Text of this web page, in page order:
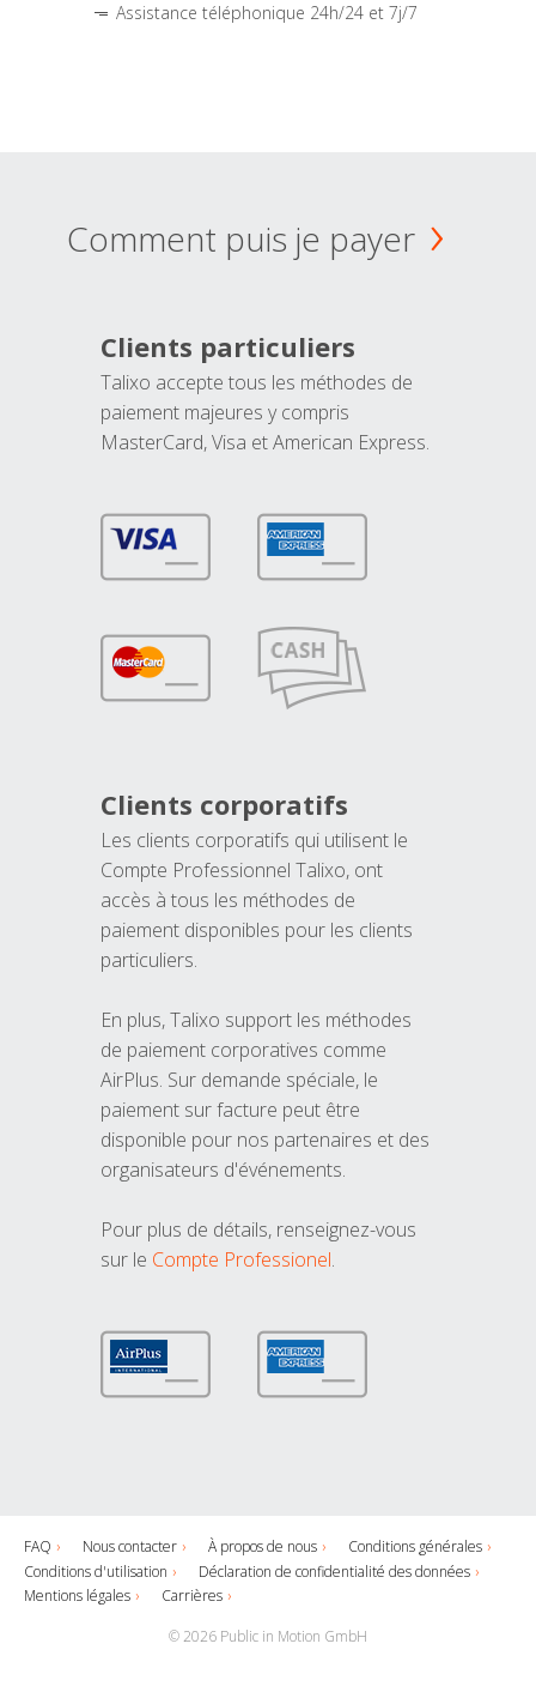
Assistance téléphonique 24h/24 et 7j/7
Comment puis je payer
Clients particuliers
Talixo accepte tous les méthodes de
paiement majeures y compris
MasterCard, Visa et American Express.
Clients corporatifs
Les clients corporatifs qui utilisent le
Compte Professionnel Talixo, ont
accès à tous les méthodes de
paiement disponibles pour les clients
particuliers.
En plus, Talixo support les méthodes
de paiement corporatives comme
AirPlus. Sur demande spéciale, le
paiement sur facture peut être
disponible pour nos partenaires et des
organisateurs d'événements.
Pour plus de détails, renseignez-vous
sur le Compte Professionel.
FAQ Nous contacter À propos de nous
Conditions générales
Conditions d'utilisation
Déclaration de confidentialité des données
Mentions légales
Carrières
© 2026 Public in Motion GmbH